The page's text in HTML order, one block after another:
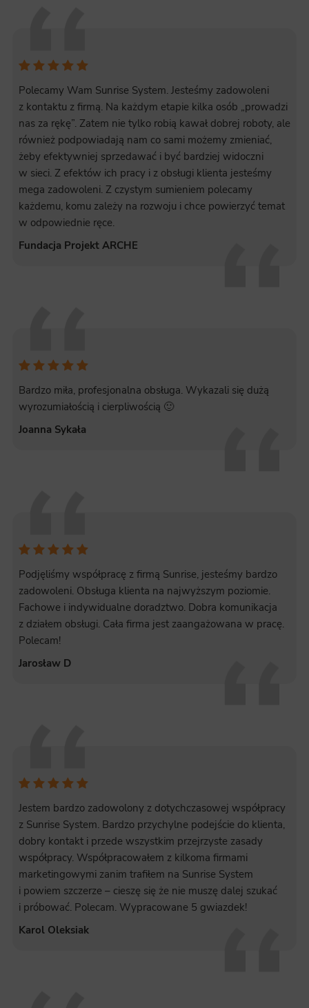
Polecamy Wam Sunrise System. Jesteśmy zadowoleni
z kontaktu z firmą. Na każdym etapie kilka osób „prowadzi
nas za rękę”. Zatem nie tylko robią kawał dobrej roboty, ale
również podpowiadają nam co sami możemy zmieniać,
żeby efektywniej sprzedawać i być bardziej widoczni
w sieci. Z efektów ich pracy i z obsługi klienta jesteśmy
mega zadowoleni. Z czystym sumieniem polecamy
każdemu, komu zależy na rozwoju i chce powierzyć temat
w odpowiednie ręce.
Fundacja Projekt ARCHE
Bardzo miła, profesjonalna obsługa. Wykazali się dużą
wyrozumiałością i cierpliwością 🙂
Joanna Sykała
Podjęliśmy współpracę z firmą Sunrise, jesteśmy bardzo
zadowoleni. Obsługa klienta na najwyższym poziomie.
Fachowe i indywidualne doradztwo. Dobra komunikacja
z działem obsługi. Cała firma jest zaangażowana w pracę.
Polecam!
Jarosław D
Jestem bardzo zadowolony z dotychczasowej współpracy
z Sunrise System. Bardzo przychylne podejście do klienta,
dobry kontakt i przede wszystkim przejrzyste zasady
współpracy. Współpracowałem z kilkoma firmami
marketingowymi zanim trafiłem na Sunrise System
i powiem szczerze – cieszę się że nie muszę dalej szukać
i próbować. Polecam. Wypracowane 5 gwiazdek!
Karol Oleksiak